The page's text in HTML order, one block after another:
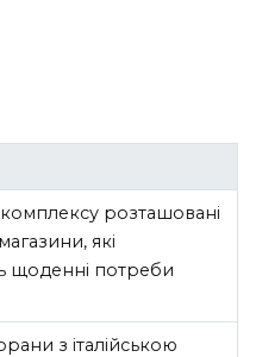
комплексу розташовані
які
щоденні потреби
з італійською